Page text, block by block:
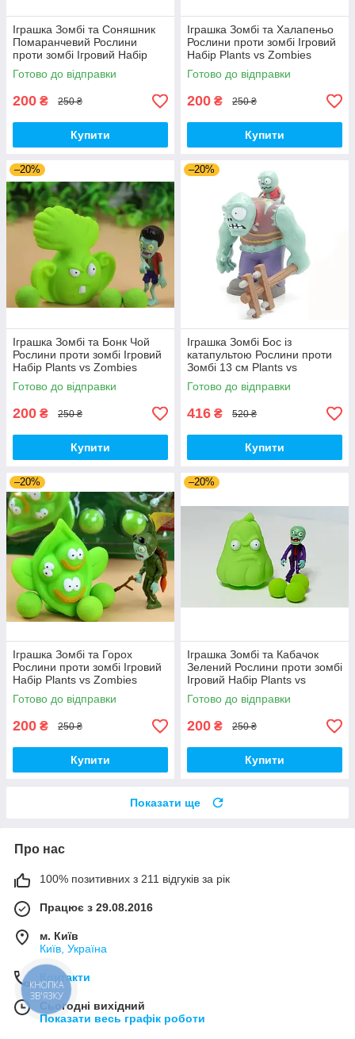
Іграшка Зомбі та Соняшник
Помаранчевий Рослини
проти зомбі Ігровий Набір
Plants vs Zombies (00180)
Готово до відправки
200 ₴ 250 ₴
Купити
Іграшка Зомбі та Халапеньо
Рослини проти зомбі Ігровий
Набір Plants vs Zombies
(00226)
Готово до відправки
200 ₴ 250 ₴
Купити
–20%
Іграшка Зомбі та Бонк Чой
Рослини проти зомбі Ігровий
Набір Plants vs Zombies
(00287)
Готово до відправки
200 ₴ 250 ₴
Купити
–20%
Іграшка Зомбі Бос із
катапультою Рослини проти
Зомбі 13 см Plants vs
Zombies Зомбі (00230)
Готово до відправки
416 ₴ 520 ₴
Купити
–20%
Іграшка Зомбі та Горох
Рослини проти зомбі Ігровий
Набір Plants vs Zombies
(00252)
Готово до відправки
200 ₴ 250 ₴
Купити
–20%
Іграшка Зомбі та Кабачок
Зелений Рослини проти зомбі
Ігровий Набір Plants vs
Zombies (00353)
Готово до відправки
200 ₴ 250 ₴
Купити
Показати ще
Про нас
100% позитивних з 211 відгуків за рік
Працює з 29.08.2016
м. Київ
Київ, Україна
Контакти
Сьогодні вихідний
Показати весь графік роботи
КНОПКА
ЗВ'ЯЗКУ